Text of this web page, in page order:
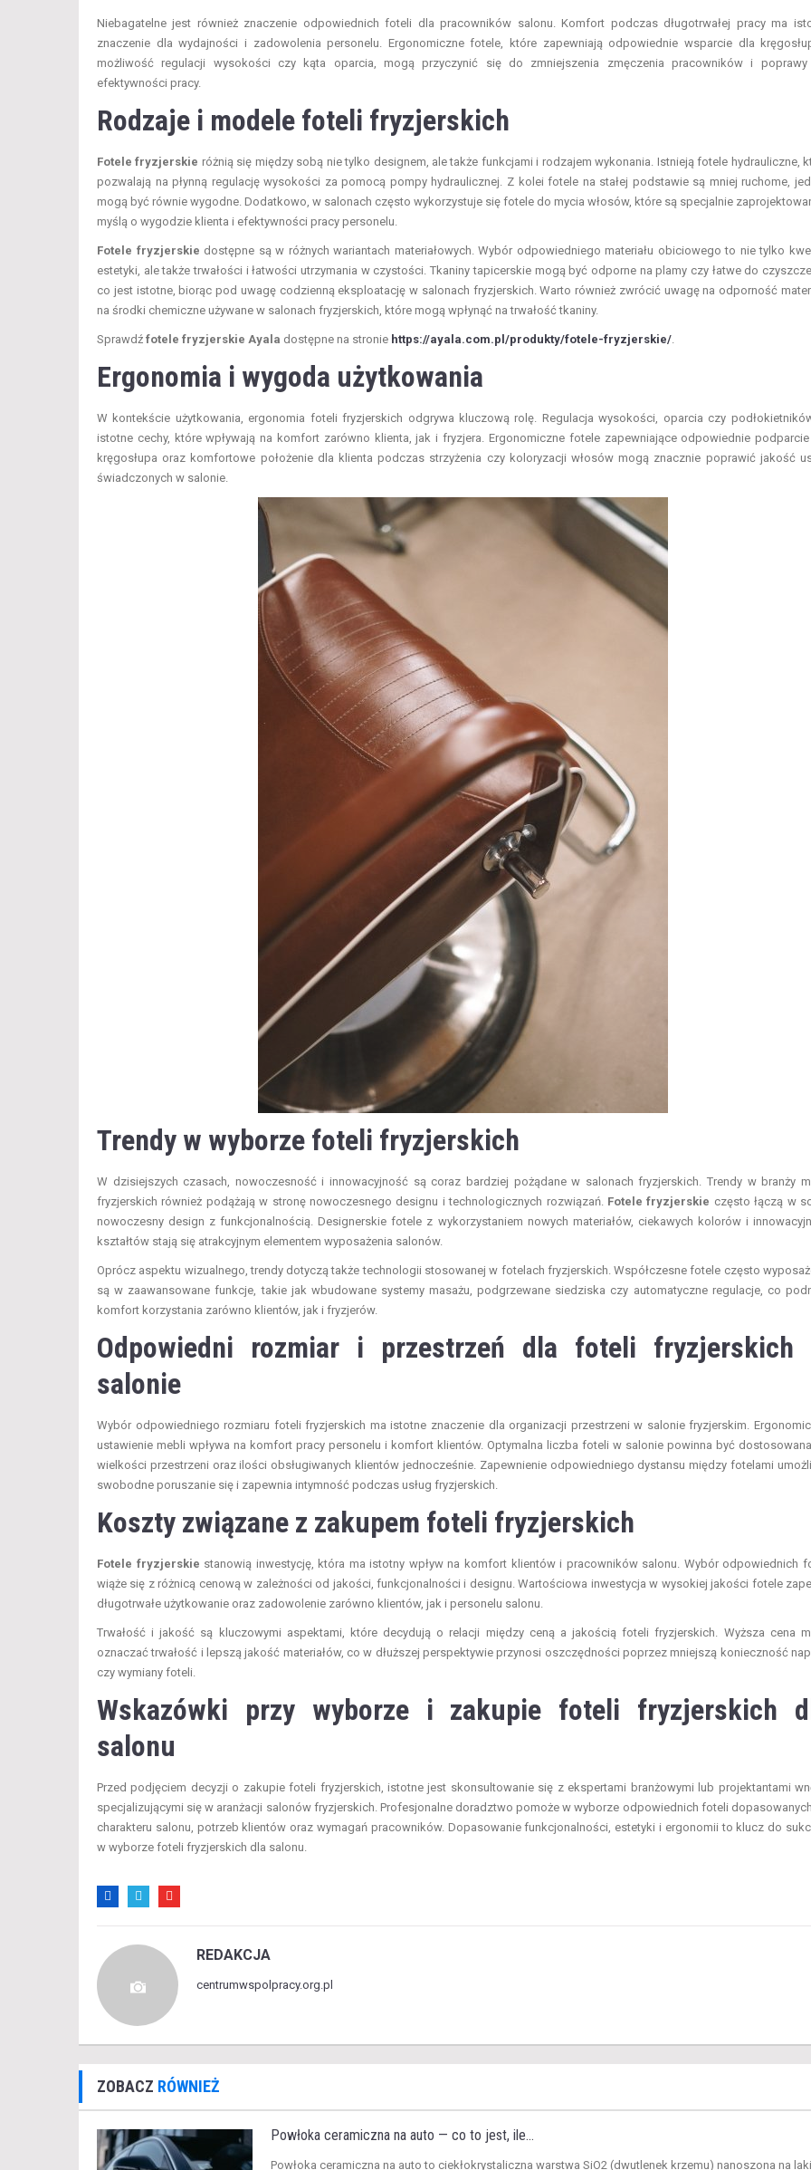
Niebagatelne jest również znaczenie odpowiednich foteli dla pracowników salonu. Komfort podczas długotrwałej pracy ma
znaczenie dla wydajności i zadowolenia personelu. Ergonomiczne fotele, które zapewniają odpowiednie wsparcie dla
możliwość regulacji wysokości czy kąta oparcia, mogą przyczynić się do zmniejszenia zmęczenia pracowników i poprawy
efektywności pracy.
Rodzaje i modele foteli fryzjerskich
Fotele fryzjerskie różnią się między sobą nie tylko designem, ale także funkcjami i rodzajem wykonania. Istnieją fotele hydrauliczne,
pozwalają na płynną regulację wysokości za pomocą pompy hydraulicznej. Z kolei fotele na stałej podstawie są mniej ruchome,
mogą być równie wygodne. Dodatkowo, w salonach często wykorzystuje się fotele do mycia włosów, które są specjalnie
myślą o wygodzie klienta i efektywności pracy personelu.
Fotele fryzjerskie dostępne są w różnych wariantach materiałowych. Wybór odpowiedniego materiału obiciowego to nie tylko
estetyki, ale także trwałości i łatwości utrzymania w czystości. Tkaniny tapicerskie mogą być odporne na plamy czy łatwe do
co jest istotne, biorąc pod uwagę codzienną eksploatację w salonach fryzjerskich. Warto również zwrócić uwagę na odporność
na środki chemiczne używane w salonach fryzjerskich, które mogą wpłynąć na trwałość tkaniny.
Sprawdź fotele fryzjerskie Ayala dostępne na stronie https://ayala.com.pl/produkty/fotele-fryzjerskie/
Ergonomia i wygoda użytkowania
W kontekście użytkowania, ergonomia foteli fryzjerskich odgrywa kluczową rolę. Regulacja wysokości, oparcia czy
istotne cechy, które wpływają na komfort zarówno klienta, jak i fryzjera. Ergonomiczne fotele zapewniające odpowiednie
kręgosłupa oraz komfortowe położenie dla klienta podczas strzyżenia czy koloryzacji włosów mogą znacznie poprawić jakość
świadczonych w salonie.
Trendy w wyborze foteli fryzjerskich
W dzisiejszych czasach, nowoczesność i innowacyjność są coraz bardziej pożądane w salonach fryzjerskich. Trendy w branży
fryzjerskich również podążają w stronę nowoczesnego designu i technologicznych rozwiązań. Fotele fryzjerskie często łączą w
nowoczesny design z funkcjonalnością. Designerskie fotele z wykorzystaniem nowych materiałów, ciekawych kolorów i
kształtów stają się atrakcyjnym elementem wyposażenia salonów.
Oprócz aspektu wizualnego, trendy dotyczą także technologii stosowanej w fotelach fryzjerskich. Współczesne fotele często
są w zaawansowane funkcje, takie jak wbudowane systemy masażu, podgrzewane siedziska czy automatyczne regulacje, co
komfort korzystania zarówno klientów, jak i fryzjerów.
Odpowiedni rozmiar i przestrzeń dla foteli fryzjerskich
salonie
Wybór odpowiedniego rozmiaru foteli fryzjerskich ma istotne znaczenie dla organizacji przestrzeni w salonie fryzjerskim.
ustawienie mebli wpływa na komfort pracy personelu i komfort klientów. Optymalna liczba foteli w salonie powinna być
wielkości przestrzeni oraz ilości obsługiwanych klientów jednocześnie. Zapewnienie odpowiedniego dystansu między fotelami
swobodne poruszanie się i zapewnia intymność podczas usług fryzjerskich.
Koszty związane z zakupem foteli fryzjerskich
Fotele fryzjerskie stanowią inwestycję, która ma istotny wpływ na komfort klientów i pracowników salonu. Wybór odpowiednich
wiąże się z różnicą cenową w zależności od jakości, funkcjonalności i designu. Wartościowa inwestycja w wysokiej jakości fotele
długotrwałe użytkowanie oraz zadowolenie zarówno klientów, jak i personelu salonu.
Trwałość i jakość są kluczowymi aspektami, które decydują o relacji między ceną a jakością foteli fryzjerskich. Wyższa cena
oznaczać trwałość i lepszą jakość materiałów, co w dłuższej perspektywie przynosi oszczędności poprzez mniejszą konieczność
czy wymiany foteli.
Wskazówki przy wyborze i zakupie foteli fryzjerskich
salonu
Przed podjęciem decyzji o zakupie foteli fryzjerskich, istotne jest skonsultowanie się z ekspertami branżowymi lub projektantami
specjalizującymi się w aranżacji salonów fryzjerskich. Profesjonalne doradztwo pomoże w wyborze odpowiednich foteli
charakteru salonu, potrzeb klientów oraz wymagań pracowników. Dopasowanie funkcjonalności, estetyki i ergonomii to klucz do
w wyborze foteli fryzjerskich dla salonu.
REDAKCJA
centrumwspolpracy.org.pl
ZOBACZ RÓWNIEŻ
Powłoka ceramiczna na auto — co to jest, ile...
​Powłoka ceramiczna na auto to ciekłokrystaliczna warstwa SiO2 (dwutlenek krzemu) nanoszona na